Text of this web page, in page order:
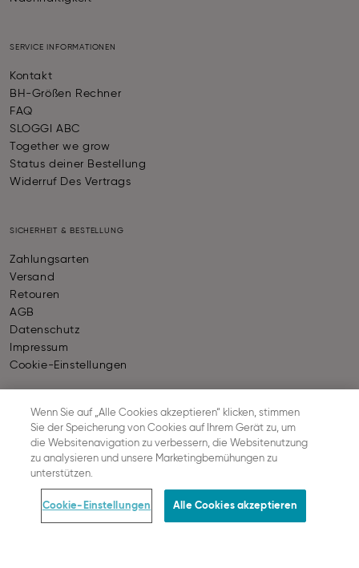
SERVICE INFORMATIONEN
Kontakt
BH-Größen Rechner
FAQ
SLOGGI ABC
Together we grow
Status deiner Bestellung
Widerruf Des Vertrags
SICHERHEIT & BESTELLUNG
Zahlungsarten
Versand
Retouren
AGB
Datenschutz
Impressum
Cookie-Einstellungen
ZAHLUNGSARTEN
Wenn Sie auf „Alle Cookies akzeptieren“ klicken, stimmen
Sie der Speicherung von Cookies auf Ihrem Gerät zu, um
die Websitenavigation zu verbessern, die Websitenutzung
zu analysieren und unsere Marketingbemühungen zu
unterstützen.
Cookie-Einstellungen Alle Cookies akzeptieren